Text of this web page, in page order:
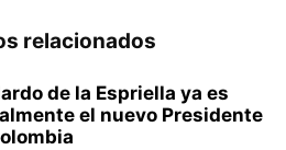
relacionados
de la Espriella ya es
el nuevo Presidente